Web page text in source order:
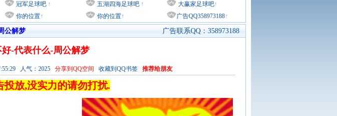
冠军足球吧 ↑
你的位置↑
五湖四海足球吧 ↑
你的位置↑
大赢家足球吧↑
广告QQ358973188↑
广告联系QQ：358973188
公解梦
-代表什么-周公解梦
人气：2025 分享到QQ空间 收藏到QQ书签 推荐给朋友
放,没实力的请勿打扰.